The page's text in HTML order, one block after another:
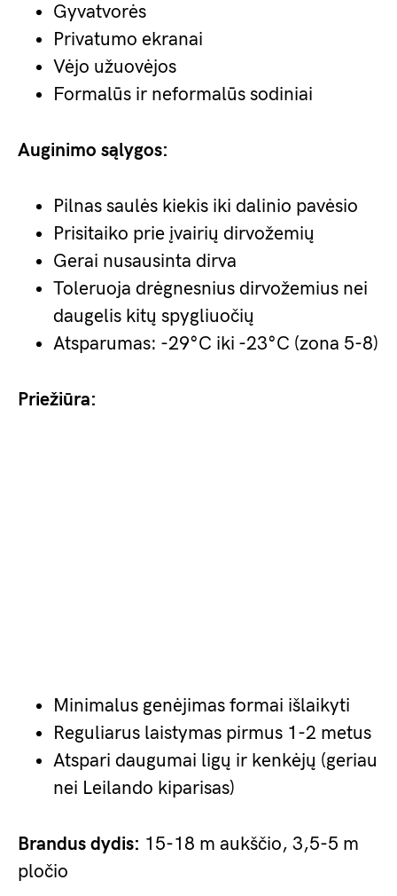
Gyvatvorės
Privatumo ekranai
Vėjo užuovėjos
Formalūs ir neformalūs sodiniai
Auginimo sąlygos:
Pilnas saulės kiekis iki dalinio pavėsio
Prisitaiko prie įvairių dirvožemių
Gerai nusausinta dirva
Toleruoja drėgnesnius dirvožemius nei
daugelis kitų spygliuočių
Atsparumas: -29°C iki -23°C (zona 5-8)
Priežiūra:
Minimalus genėjimas formai išlaikyti
Reguliarus laistymas pirmus 1-2 metus
Atspari daugumai ligų ir kenkėjų (geriau
nei Leilando kiparisas)
Brandus dydis: 15-18 m aukščio, 3,5-5 m
pločio